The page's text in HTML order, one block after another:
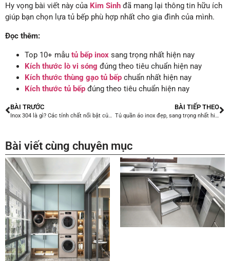
Hy vọng bài viết này của Kim Sinh đã mang lại thông tin hữu ích
giúp bạn chọn lựa tủ bếp phù hợp nhất cho gia đình của mình.
Đọc thêm:
Top 10+ mẫu tủ bếp inoxsang trọng nhất hiện nay
Kích thước lò vi sóng đúng theo tiêu chuẩn hiện nay
Kích thước thùng gạo tủ bếpchuẩn nhất hiện nay
Kích thước tủ bếpđúng theo tiêu chuẩn hiện nay
BÀI TRƯỚC
Inox 304 là gì? Các tính chất nổi bật của inox 304 hiện nay
BÀI TIẾP THEO
Tủ quần áo inox đẹp, sang trọng nhất hiện nay
Bài viết cùng chuyên mục